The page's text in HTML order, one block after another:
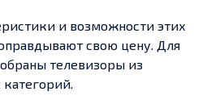
и возможности этих
свою цену. Для
телевизоры из